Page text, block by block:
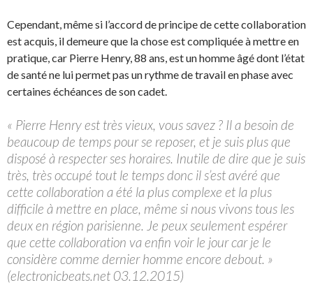
Cependant, même si l’accord de principe de cette collaboration
est acquis, il demeure que la chose est compliquée à mettre en
pratique, car Pierre Henry, 88 ans, est un homme âgé dont l’état
de santé ne lui permet pas un rythme de travail en phase avec
certaines échéances de son cadet.
« Pierre Henry est très vieux, vous savez ? Il a besoin de
beaucoup de temps pour se reposer, et je suis plus que
disposé à respecter ses horaires. Inutile de dire que je suis
très, très occupé tout le temps donc il s’est avéré que
cette collaboration a été la plus complexe et la plus
difficile à mettre en place, même si nous vivons tous les
deux en région parisienne. Je peux seulement espérer
que cette collaboration va enfin voir le jour car je le
considère comme dernier homme encore debout. »
(electronicbeats.net 03.12.2015)